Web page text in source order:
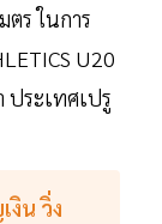
ตร ในการ
U20
ประเทศเปรู
งิน วิ่ง